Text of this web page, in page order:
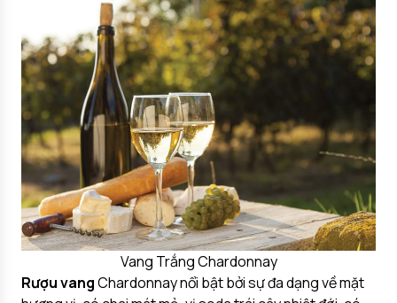
Vang Trắng Chardonnay
Rượu vangChardonnay nổi bật bởi sự đa dạng về mặt